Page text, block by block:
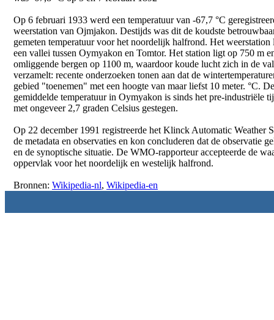
Op 6 februari 1933 werd een temperatuur van -67,7 °C
weerstation van Ojmjakon. Destijds was dit de koudste
gemeten temperatuur voor het noordelijk halfrond. Het weerstation
een vallei tussen Oymyakon en Tomtor. Het station ligt op 750 m
omliggende bergen op 1100 m, waardoor koude lucht zich in de
verzamelt: recente onderzoeken tonen aan dat de
gebied "toenemen" met een hoogte van maar liefst 10 meter. °C. De
gemiddelde temperatuur in Oymyakon is sinds het pre-industriële
met ongeveer 2,7 graden Celsius gestegen.
Op 22 december 1991 registreerde het Klinck Automatic
de metadata en observaties en kon concluderen dat de
en de synoptische situatie. De WMO-rapporteur accepteerde de
oppervlak voor het noordelijk en westelijk halfrond.
Bronnen: Wikipedia-nl, Wikipedia-en